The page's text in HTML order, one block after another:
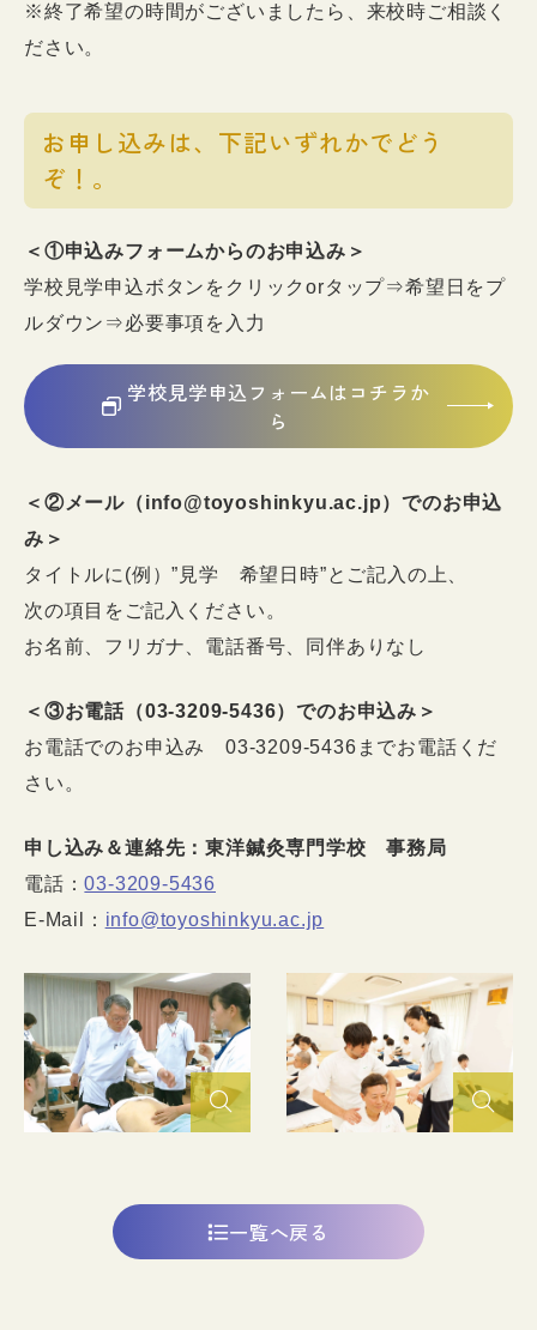
※終了希望の時間がございましたら、来校時ご相談く
ださい。
お申し込みは、下記いずれかでどう
ぞ！。
＜①申込みフォームからのお申込み＞
学校見学申込ボタンをクリックorタップ⇒希望日をプ
ルダウン⇒必要事項を入力
学校見学申込フォームはコチラか
ら
＜②メール（info@toyoshinkyu.ac.jp）でのお申込
み＞
タイトルに(例）”見学 希望日時”とご記入の上、
次の項目をご記入ください。
お名前、フリガナ、電話番号、同伴ありなし
＜③お電話（03-3209-5436）でのお申込み＞
お電話でのお申込み 03-3209-5436までお電話くだ
さい。
申し込み＆連絡先：東洋鍼灸専門学校 事務局
電話：03-3209-5436
E-Mail： info@toyoshinkyu.ac.jp
一覧へ戻る